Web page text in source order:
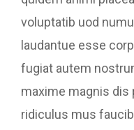
voluptatib uod
laudantue esse
fugiat autem
maxime magnis
ridiculus mus